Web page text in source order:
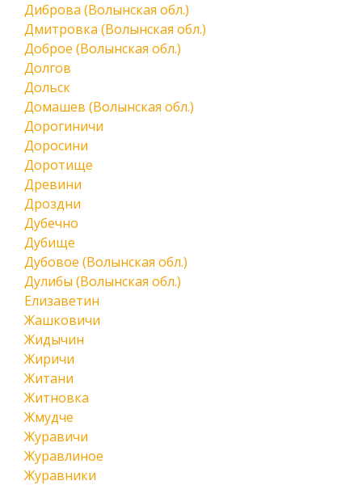
Диброва (Волынская обл.)
Дмитровка (Волынская обл.)
Доброе (Волынская обл.)
Долгов
Дольск
Домашев (Волынская обл.)
Дорогиничи
Доросини
Доротище
Древини
Дроздни
Дубечно
Дубище
Дубовое (Волынская обл.)
Дулибы (Волынская обл.)
Елизаветин
Жашковичи
Жидычин
Жиричи
Житани
Житновка
Жмудче
Журавичи
Журавлиное
Журавники